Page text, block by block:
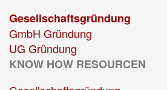
Gesellschaftsgründung
GmbH Gründung
UG Gründung
KNOW HOW RESOURCEN